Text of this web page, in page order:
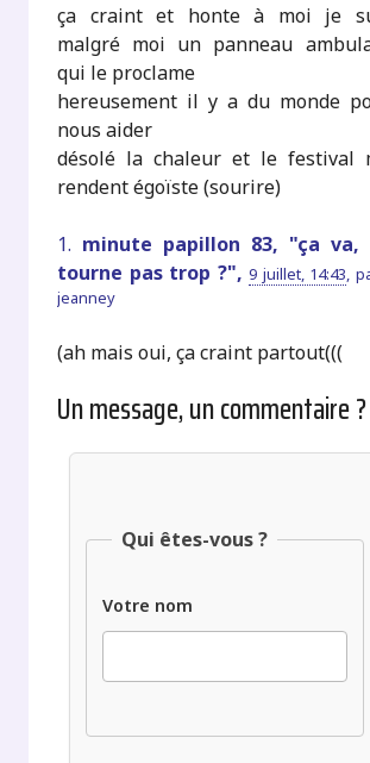
ça craint et honte à moi je
malgré moi un panneau
qui le proclame
hereusement il y a du monde
nous aider
désolé la chaleur et le festival
rendent égoïste (sourire)
1. minute papillon 83, "ça va,
tourne pas trop ?",9 juillet, 14:43
jeanney
(ah mais oui, ça craint partout(((
Un message, un commentaire ?
Qui êtes-vous ?
Votre nom